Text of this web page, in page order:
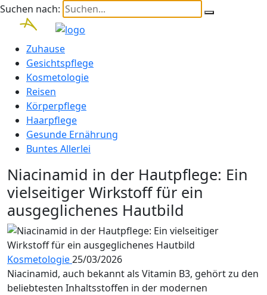
Suchen nach:
Zuhause
Gesichtspflege
Kosmetologie
Reisen
Körperpflege
Haarpflege
Gesunde Ernährung
Buntes Allerlei
Niacinamid in der Hautpflege: Ein
vielseitiger Wirkstoff für ein
ausgeglichenes Hautbild
Kosmetologie25/03/2026
Niacinamid, auch bekannt als Vitamin B3, gehört zu den
beliebtesten Inhaltsstoffen in der modernen